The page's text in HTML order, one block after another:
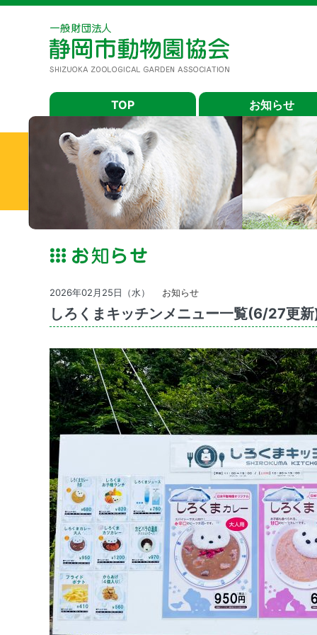
TOP お知らせ
2026年02月25日（水） お知らせ
しろくまキッチンメニュー一覧(6/27更